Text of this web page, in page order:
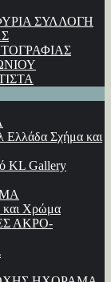
ΣΥΛΛΟΓΗ
Ελλάδα Σχήμα και
KL Gallery
και Χρώμα
ΑΚΡΟ-